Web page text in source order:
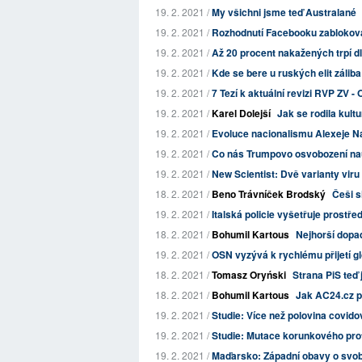
19. 2. 2021 /My všichni jsme teď Australané
19. 2. 2021 /Rozhodnutí Facebooku
19. 2. 2021 /Až 20 procent nakažených trpí
19. 2. 2021 /Kde se bere u ruských elit
19. 2. 2021 /7 Tezí k aktuální revizi RVP ZV
19. 2. 2021 /Karel Dolejší Jak se rodila
19. 2. 2021 /Evoluce nacionalismu Alexeje
19. 2. 2021 /Co nás Trumpovo osvobození
19. 2. 2021 /New Scientist: Dvě varianty
18. 2. 2021 /Beno Trávníček Brodský Češi
19. 2. 2021 /Italská policie vyšetřuje
18. 2. 2021 /Bohumil Kartous Nejhorší
19. 2. 2021 /OSN vyzývá k rychlému přijetí
18. 2. 2021 /Tomasz Oryński Strana PiS
18. 2. 2021 /Bohumil Kartous Jak AC24.cz
19. 2. 2021 /Studie: Více než polovina
19. 2. 2021 /Studie: Mutace korunkového
19. 2. 2021 /Maďarsko: Západní obavy o